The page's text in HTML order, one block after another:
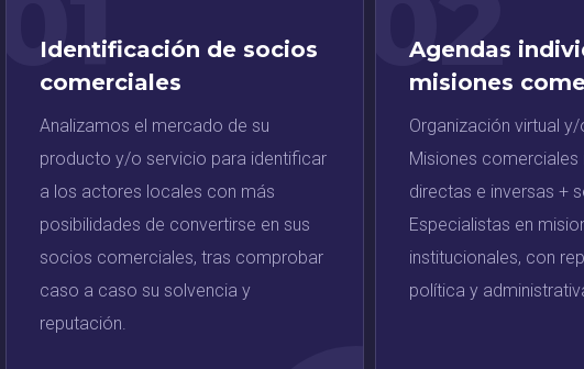
Identificación de socios
comerciales
Analizamos el mercado de su
producto y/o servicio para identificar
a los actores locales con más
posibilidades de convertirse en sus
socios comerciales, tras comprobar
caso a caso su solvencia y
reputación.
Agendas
misiones
Organización virtual
Misiones comerciales
directas e inversas +
Especialistas en
institucionales, con
política y